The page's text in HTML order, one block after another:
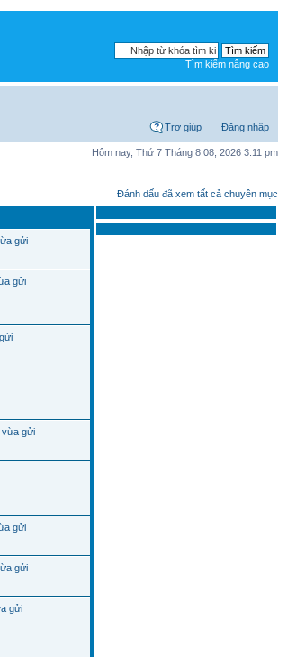
Tìm kiếm nâng cao
Trợ giúp Đăng nhập
Hôm nay, Thứ 7 Tháng 8 08, 2026 3:11 pm
Đánh dấu đã xem tất cả chuyên mục